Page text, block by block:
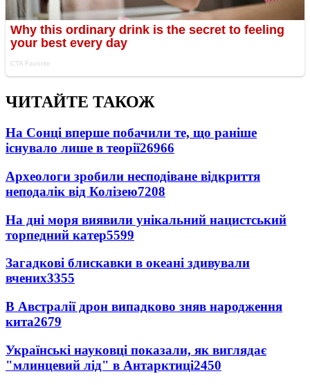
ЧИТАЙТЕ ТАКОЖ
На Сонці вперше побачили те, що раніше
існувало лише в теорії26966
Археологи зробили несподіване відкриття
неподалік від Колізею7208
На дні моря виявили унікальний нацистський
торпедний катер5599
Загадкові блискавки в океані здивували
вчених3355
В Австралії дрон випадково зняв народження
кита2679
Українські науковці показали, як виглядає
"млинцевий лід" в Антарктиці2450